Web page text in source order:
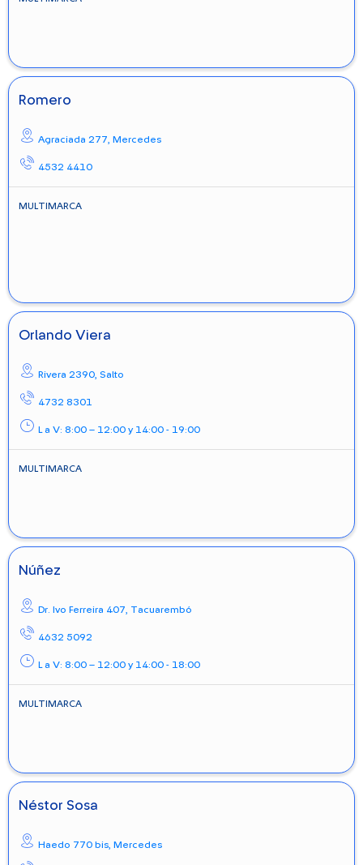
Romero
Agraciada 277, Mercedes
4532 4410
MULTIMARCA
Orlando Viera
Rivera 2390, Salto
4732 8301
L a V: 8:00 – 12:00 y 14:00 - 19:00
MULTIMARCA
Núñez
Dr. Ivo Ferreira 407, Tacuarembó
4632 5092
L a V: 8:00 – 12:00 y 14:00 - 18:00
MULTIMARCA
Néstor Sosa
Haedo 770 bis, Mercedes